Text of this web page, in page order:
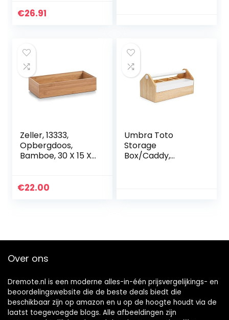
52634019
€26.91
Zeller, 13333,
Opbergdoos,
Bamboe, 30 X 15 X
€22.00
Umbra Toto
Storage
Box/Caddy,
Over ons
Dremote.nl is een moderne alles-in-één prijsvergelijkings- en
beoordelingswebsite die de beste deals biedt die
beschikbaar zijn op amazon en u op de hoogte houdt via de
laatst toegevoegde blogs. Alle afbeeldingen zijn